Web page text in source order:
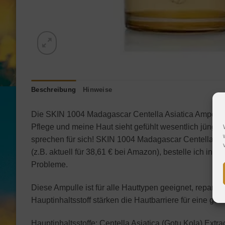
Beschreibung Hinweise
Die SKIN 1004 Madagascar Centella Asiatica
Pflege und meine Haut sieht gefühlt wesentlich
sprechen für sich! SKIN 1004 Madagascar Centella
(z.B. aktuell für 38,61 € bei Amazon), bestelle ich in
Probleme.
Diese Ampulle ist für alle Hauttypen geeignet,
Hauptinhaltsstoff stärken die Hautbarriere für eine
Hauptinhaltsstoffe: Centella Asiatica (Gotu Kola)